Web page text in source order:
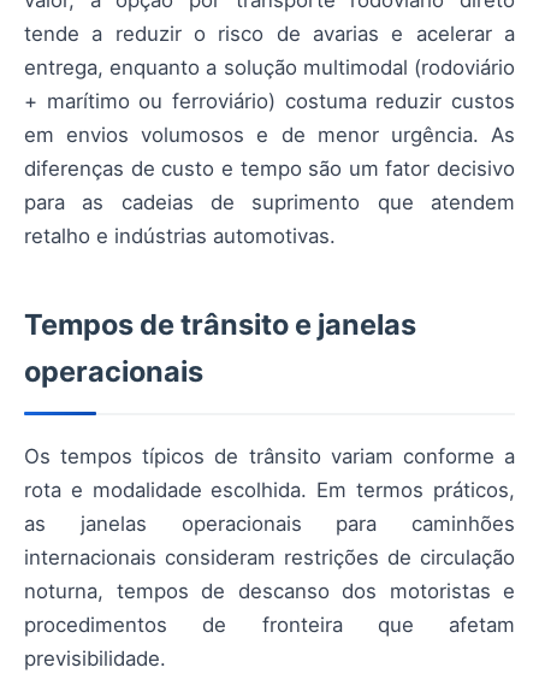
tende a reduzir o risco de avarias e acelerar a
entrega, enquanto a solução multimodal (rodoviário
+ marítimo ou ferroviário) costuma reduzir custos
em envios volumosos e de menor urgência. As
diferenças de custo e tempo são um fator decisivo
para as cadeias de suprimento que atendem
retalho e indústrias automotivas.
Tempos de trânsito e janelas
operacionais
Os tempos típicos de trânsito variam conforme a
rota e modalidade escolhida. Em termos práticos,
as janelas operacionais para caminhões
internacionais consideram restrições de circulação
noturna, tempos de descanso dos motoristas e
procedimentos de fronteira que afetam
previsibilidade.